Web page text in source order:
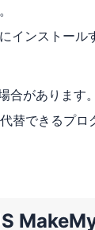
ンストール
合がありま
替できるプロ